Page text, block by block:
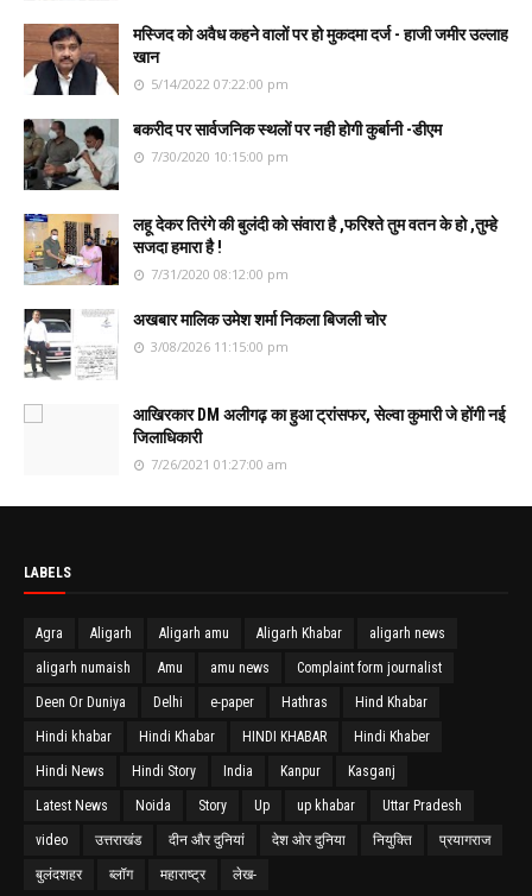
मस्जिद को अवैध कहने वालों पर हो मुकदमा दर्ज - हाजी जमीर उल्लाह
खान
5/14/2022 07:22:00 pm
बकरीद पर सार्वजनिक स्थलों पर नही होगी कुर्बानी -डीएम
7/30/2020 10:15:00 pm
लहू देकर तिरंगे की बुलंदी को संवारा है ,फरिश्ते तुम वतन के हो ,तुम्हे
सजदा हमारा है !
7/31/2020 08:12:00 pm
अखबार मालिक उमेश शर्मा निकला बिजली चोर
3/08/2026 11:15:00 pm
आखिरकार DM अलीगढ़ का हुआ ट्रांसफर, सेल्वा कुमारी जे होंगी नई
जिलाधिकारी
7/26/2021 01:27:00 am
LABELS
Agra Aligarh Aligarh amu Aligarh Khabar aligarh news
aligarh numaish Amu amu news Complaint form journalist
Deen Or Duniya Delhi e-paper Hathras Hind Khabar
Hindi khabar Hindi Khabar HINDI KHABAR Hindi Khaber
Hindi News Hindi Story India Kanpur Kasganj
Latest News Noida Story Up up khabar Uttar Pradesh
video उत्तराखंड दीन और दुनियां देश ओर दुनिया नियुक्ति प्रयागराज
बुलंदशहर ब्लॉग महाराष्ट्र लेख-